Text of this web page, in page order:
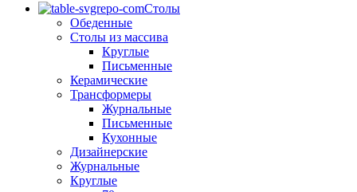
Столы
Обеденные
Столы из массива
Круглые
Письменные
Керамические
Трансформеры
Журнальные
Письменные
Кухонные
Дизайнерские
Журнальные
Круглые